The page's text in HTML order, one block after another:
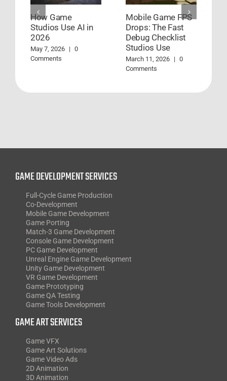
How Game
Studios Use AI in
2026
May 7, 2026 | 0
Comments
Mobile Game FPS
Drops: The Fast
Debug Checklist
Studios Use
March 11, 2026 | 0
Comments
GAME DEVELOPMENT SERVICES
Full-Cycle Game Production
Co-Development
Mobile Game Development
Game Porting
Match-3 Game Development
Console Game Development
PC Game Development
Unreal Engine Game Development
Unity Game Development
VR Game Development
Game Prototyping
Game QA Testing
Game Tools Development
GAME ART SERVICES
Game VFX
Game Art Solutions
Game Video Ads
2D Animation
3D Animation